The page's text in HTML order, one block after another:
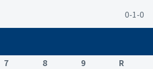
0-1-0
7 8 9 R